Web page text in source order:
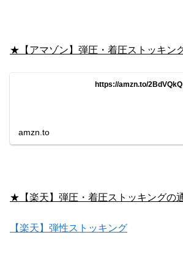
★【アマゾン】弾圧・着圧ストッキン
https://amzn.to/2BdVQkQ
amzn.to
★【楽天】弾圧・着圧ストッキングの
【楽天】弾性ストッキング